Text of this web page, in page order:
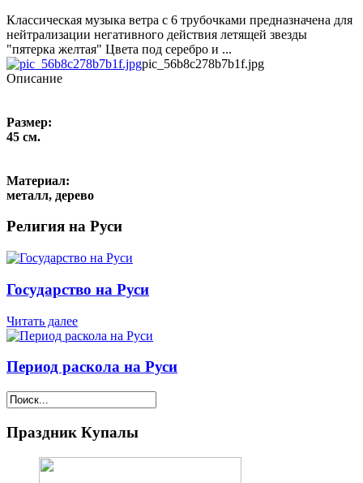
Классическая музыка ветра с 6 трубочками предназначена для
нейтрализации негативного действия летящей звезды
"пятерка желтая" Цвета под серебро и ...
pic_56b8c278b7b1f.jpg
Описание
Размер:
45 см.
Материал:
металл, дерево
Религия на Руси
Государство на Руси
Читать далее
Период раскола на Руси
Праздник Купалы